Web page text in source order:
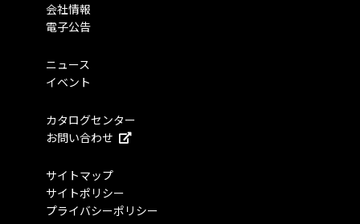
会社情報
電子公告
ニュース
イベント
カタログセンター
お問い合わせ
サイトマップ
サイトポリシー
プライバシーポリシー